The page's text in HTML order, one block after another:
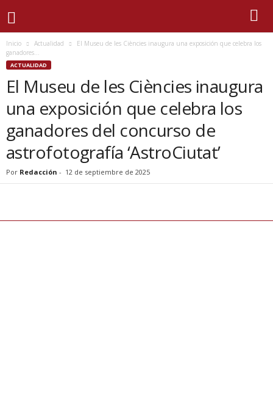
Inicio Actualidad
El Museu de les Ciències inaugura una exposición que celebra los
ganadores...
ACTUALIDAD
El Museu de les Ciències inaugura
una exposición que celebra los
ganadores del concurso de
astrofotografía ‘AstroCiutat’
Por Redacción - 12 de septiembre de 2025